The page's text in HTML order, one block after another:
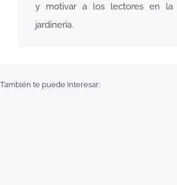
y motivar a los lectores en la
jardinería.
También te puede interesar: